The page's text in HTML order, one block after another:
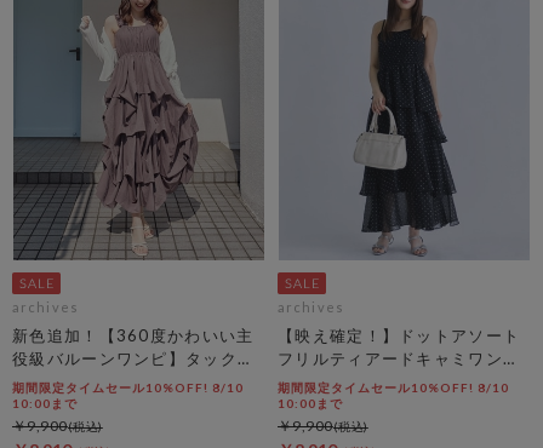
archives
新色追加！【360度かわいい主
役級バルーンワンピ】タックバ
ルーンノースリギャザーワンピ
ース
期間限定タイムセール10%OFF! 8/10
10:00まで
￥9,900
archives
【映え確定！】ドットアソート
フリルティアードキャミワンピ
ース
期間限定タイムセール10%OFF! 8/10
10:00まで
￥9,900